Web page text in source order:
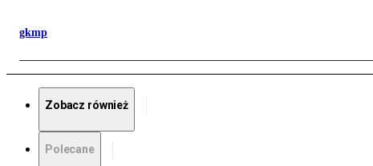
gkmp
Zobacz również
Polecane